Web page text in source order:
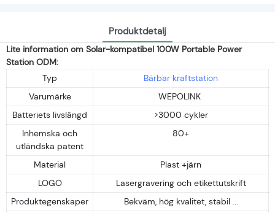
Produktdetalj
Lite information om Solar-kompatibel 100W Portable Power
Station ODM:
Typ
Bärbar kraftstation
Varumärke
WEPOLINK
Batteriets livslängd
>3000 cykler
Inhemska och
utländska patent
80+
Material
Plast +järn
LOGO
Lasergravering och etikettutskrift
Produktegenskaper
Bekväm, hög kvalitet, stabil ...